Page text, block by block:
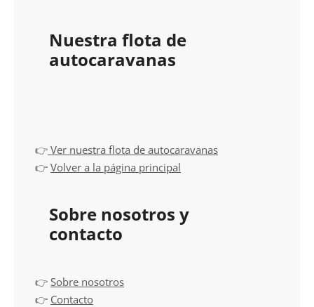
Nuestra flota de
autocaravanas
👉 Ver nuestra flota de autocaravanas
👉 Volver a la página principal
Sobre nosotros y
contacto
👉 Sobre nosotros
👉 Contacto